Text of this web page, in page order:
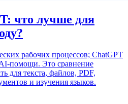
что лучше для
рабочих процессов; ChatGPT
помощи. Это сравнение
для текста, файлов, PDF,
и изучения языков.